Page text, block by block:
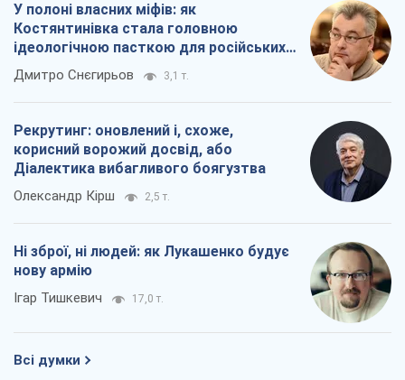
У полоні власних міфів: як
Костянтинівка стала головною
ідеологічною пасткою для російських
окупантів
Дмитро Снєгирьов 3,1 т.
Рекрутинг: оновлений і, схоже,
корисний ворожий досвід, або
Діалектика вибагливого боягузтва
Олександр Кірш 2,5 т.
Ні зброї, ні людей: як Лукашенко будує
нову армію
Ігар Тишкевич 17,0 т.
Всі думки